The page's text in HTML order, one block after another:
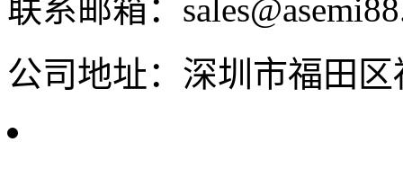
联系邮箱：
公司地址：深圳市福田